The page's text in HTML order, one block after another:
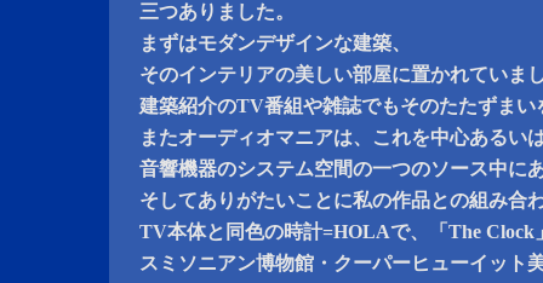
三つありました。
まずはモダンデザインな建築、
そのインテリアの美しい部屋に置かれていま
建築紹介のTV番組や雑誌でもそのたたずまい
またオーディオマニアは、これを中心あるい
音響機器のシステム空間の一つのソース中に
そしてありがたいことに私の作品との組み合
TV本体と同色の時計=HOLAで、「The Clock
スミソニアン博物館・クーパーヒューイット